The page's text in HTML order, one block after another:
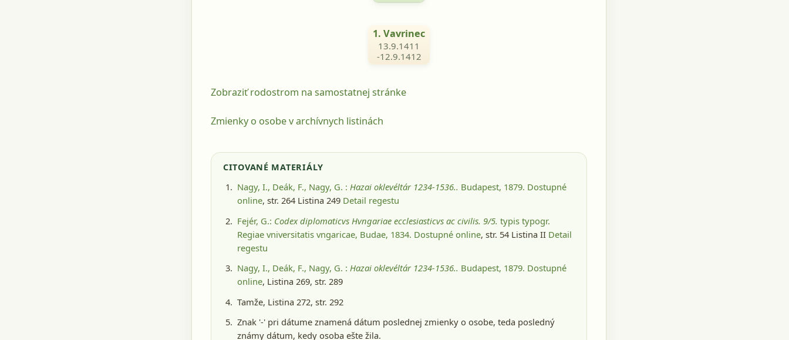
1. Vavrinec
13.9.1411
-12.9.1412
Zobraziť rodostrom na samostatnej stránke
Zmienky o osobe v archívnych listinách
CITOVANÉ MATERIÁLY
Nagy, I., Deák, F., Nagy, G. : Hazai oklevéltár 1234-1536.. Budapest, 1879. Dostupné
online, str. 264 Listina 249 Detail regestu
Fejér, G.: Codex diplomaticvs Hvngariae ecclesiasticvs ac civilis. 9/5. typis typogr.
Regiae vniversitatis vngaricae, Budae, 1834. Dostupné online, str. 54 Listina II Detail
regestu
Nagy, I., Deák, F., Nagy, G. : Hazai oklevéltár 1234-1536.. Budapest, 1879. Dostupné
online, Listina 269, str. 289
Tamže, Listina 272, str. 292
Znak '-' pri dátume znamená dátum poslednej zmienky o osobe, teda posledný
známy dátum, kedy osoba ešte žila.